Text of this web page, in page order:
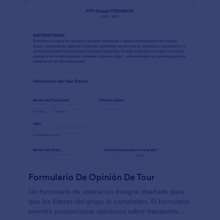
también analizar los resultados con el creador de
atractivas para los visitantes. Dejad atrás los
formularios de papel y ahorrad tiempo con un
formulario de feedback de bienes inmuebles.
Formulario De Opinión De Tour
Un formulario de valoración integral diseñado para
que los líderes del grupo lo completen. El formulario
permite proporcionar opiniones sobre transporte,